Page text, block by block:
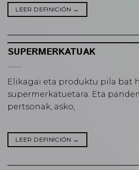
LEER DEFINICIÓN →
SUPERMERKATUAK
Elikagai eta produktu pila bat
supermerkatuetara. Eta
pertsonak, asko,
LEER DEFINICIÓN →